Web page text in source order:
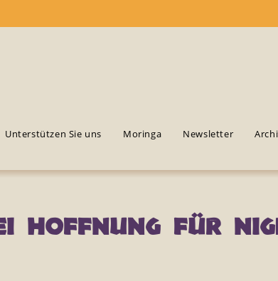
Unterstützen Sie uns Moringa Newsletter
Hoffnung für